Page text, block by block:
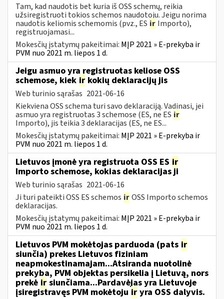
Tam, kad naudotis bet kuria iš OSS schemų, reikia
užsiregistruoti tokios schemos naudotoju. Jeigu norima
naudotis keliomis schemomis (pvz., ES ir Importo),
registruojamasi...
Mokesčių įstatymų pakeitimai: MĮP 2021 » E-prekyba ir
PVM nuo 2021 m. liepos 1 d.
Jeigu asmuo yra registruotas keliose OSS
schemose, kiek ir kokių deklaracijų jis
Web turinio sąrašas 2021-06-16
Kiekviena OSS schema turi savo deklaraciją. Vadinasi, jei
asmuo yra registruotas 3 schemose (ES, ne ES ir
Importo), jis teikia 3 deklaracijas (ES, ne ES...
Mokesčių įstatymų pakeitimai: MĮP 2021 » E-prekyba ir
PVM nuo 2021 m. liepos 1 d.
Lietuvos įmonė yra registruota OSS ES ir
Importo schemose, kokias deklaracijas ji
Web turinio sąrašas 2021-06-16
Ji turi pateikti OSS ES schemos irOSS Importo schemos
deklaracijas.
Mokesčių įstatymų pakeitimai: MĮP 2021 » E-prekyba ir
PVM nuo 2021 m. liepos 1 d.
Lietuvos PVM mokėtojas parduoda (pats ir
siunčia) prekes Lietuvos fiziniam
neapmokestinamajam...Atsiranda nuotolinė
prekyba, PVM objektas persikelia į Lietuvą, nors
prekė ir siunčiama...Pardavėjas yra Lietuvoje
įsiregistravęs PVM mokėtoju ir yra OSS dalyvis.